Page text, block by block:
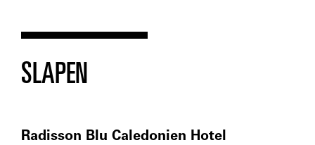
SLAPEN
Radisson Blu Caledonien Hotel